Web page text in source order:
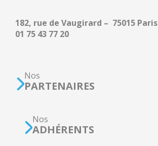
182, rue de Vaugirard – 75015 Paris
01 75 43 77 20
Nos
PARTENAIRES
Nos
ADHÉRENTS